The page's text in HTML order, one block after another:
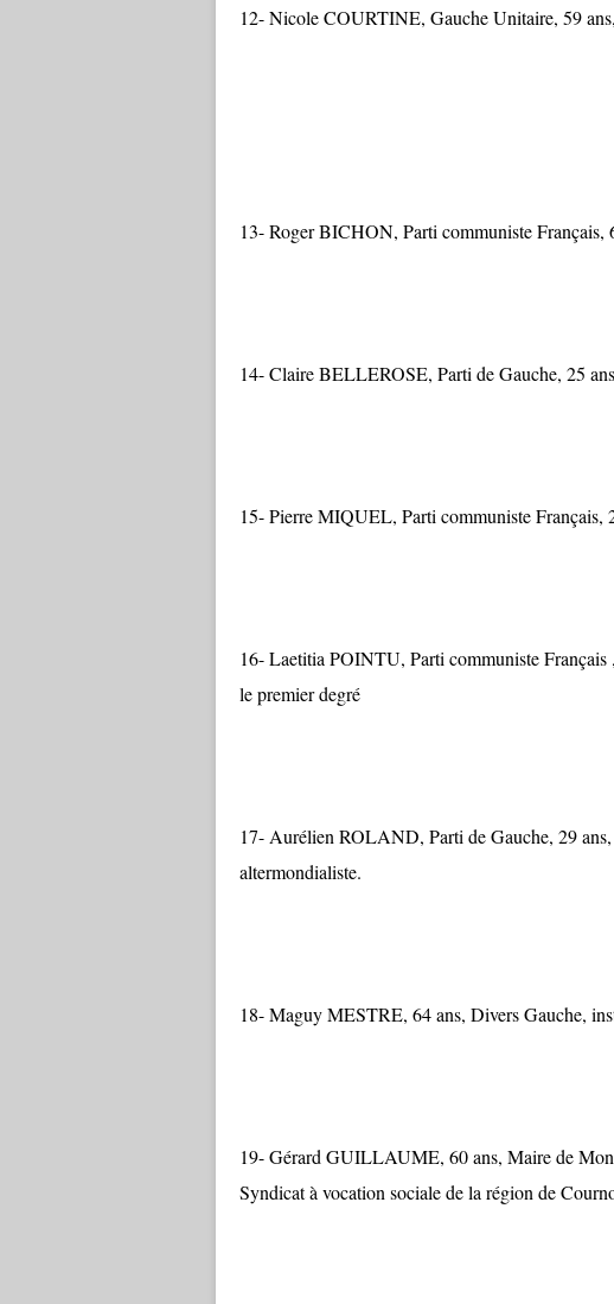
12- Nicole COURTINE, Gauche Unitaire, 59
13- Roger BICHON, Parti communiste Français,
14- Claire BELLEROSE, Parti de Gauche, 25
15- Pierre MIQUEL, Parti communiste Français,
16- Laetitia POINTU, Parti communiste Français
le premier degré
17- Aurélien ROLAND, Parti de Gauche, 29
altermondialiste.
18- Maguy MESTRE, 64 ans, Divers Gauche,
19- Gérard GUILLAUME, 60 ans, Maire de
Syndicat à vocation sociale de la région de